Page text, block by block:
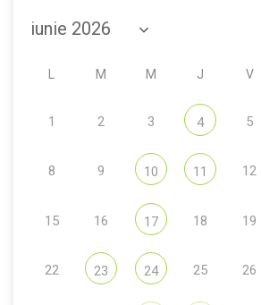
M M J V
1 2 3 4 5
8 9 10 11 12
15 16 17 18 19
22 23 24 25 26